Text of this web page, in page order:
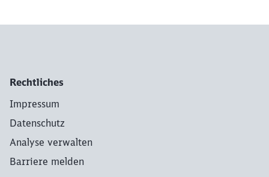
Rechtliches
Impressum
Datenschutz
Analyse verwalten
Barriere melden